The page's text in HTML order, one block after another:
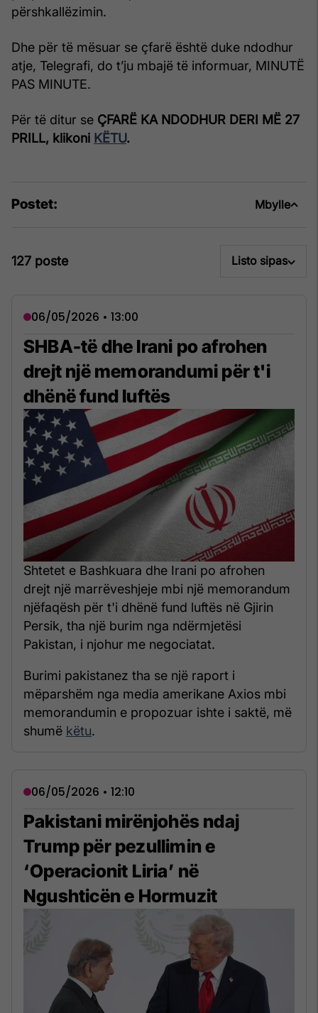
përshkallëzimin.
Dhe për të mësuar se çfarë është duke ndodhur
atje, Telegrafi, do t’ju mbajë të informuar, MINUTË
PAS MINUTE.
Për të ditur se ÇFARË KA NDODHUR DERI MË 27
PRILL, klikoni KËTU.
Postet: Mbylle
127 poste Listo sipas
06/05/2026 • 13:00
SHBA-të dhe Irani po afrohen
drejt një memorandumi për t'i
dhënë fund luftës
Shtetet e Bashkuara dhe Irani po afrohen
drejt një marrëveshjeje mbi një memorandum
njëfaqësh për t'i dhënë fund luftës në Gjirin
Persik, tha një burim nga ndërmjetësi
Pakistan, i njohur me negociatat.
Burimi pakistanez tha se një raport i
mëparshëm nga media amerikane Axios mbi
memorandumin e propozuar ishte i saktë, më
shumë këtu.
06/05/2026 • 12:10
Pakistani mirënjohës ndaj
Trump për pezullimin e
‘Operacionit Liria’ në
Ngushticën e Hormuzit